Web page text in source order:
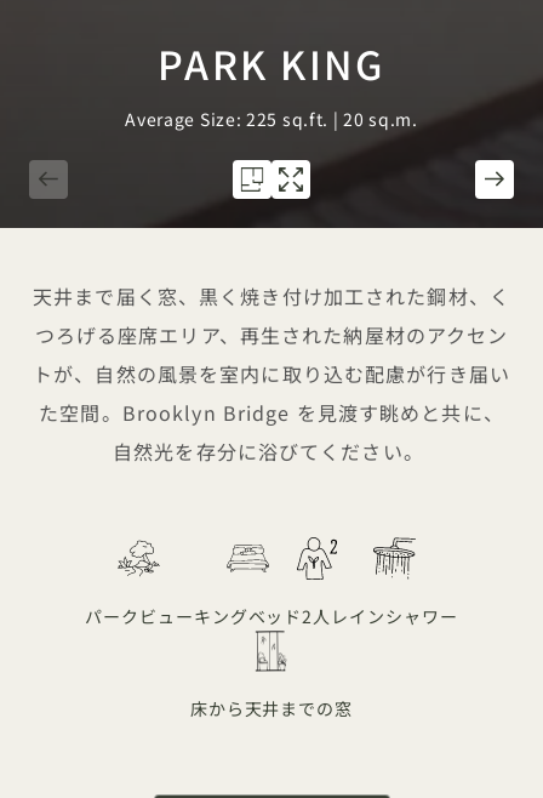
PARK KING
Average Size: 225 sq.ft. | 20 sq.m.
天井まで届く窓、黒く焼き付け加工された鋼材、く
つろげる座席エリア、再生された納屋材のアクセン
トが、自然の風景を室内に取り込む配慮が行き届い
た空間。Brooklyn Bridge を見渡す眺めと共に、
自然光を存分に浴びてください。
パークビューキングベッド 2人 レインシャワー
床から天井までの窓